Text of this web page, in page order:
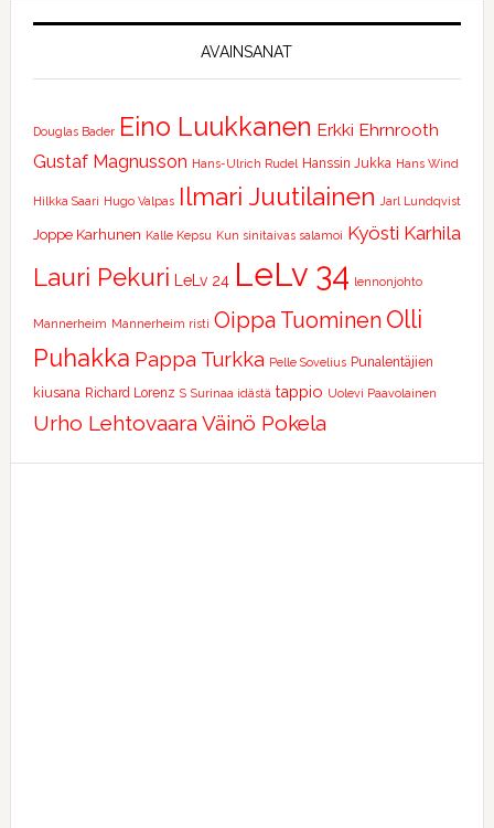
AVAINSANAT
Douglas Bader Eino Luukkanen Erkki Ehrnrooth
Gustaf Magnusson Hans-Ulrich Rudel Hanssin Jukka Hans Wind
Hilkka Saari Hugo Valpas Ilmari Juutilainen Jarl Lundqvist
Joppe Karhunen Kalle Kepsu Kun sinitaivas salamoi Kyösti Karhila
Lauri Pekuri LeLv 24 LeLv 34 lennonjohto
Mannerheim Mannerheim risti Oippa Tuominen Olli
Puhakka Pappa Turkka Pelle Sovelius Punalentäjien
kiusana Richard Lorenz S Surinaa idästä tappio Uolevi Paavolainen
Urho Lehtovaara Väinö Pokela